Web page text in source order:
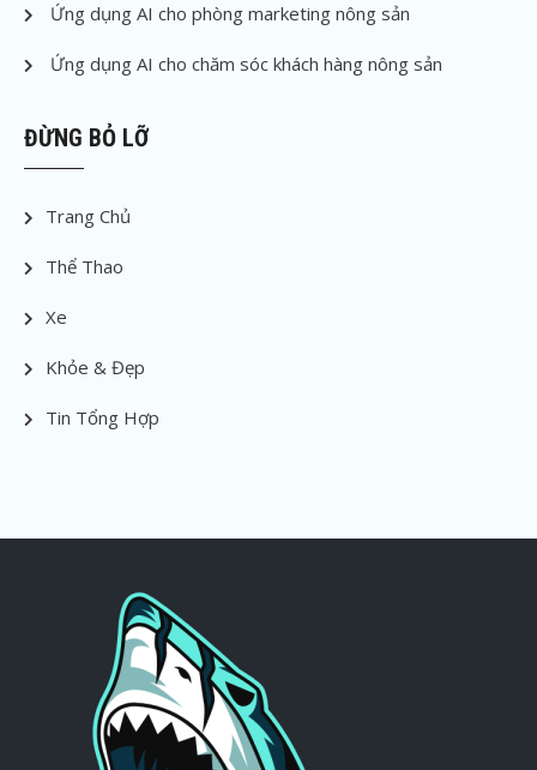
Ứng dụng AI cho phòng marketing nông sản
Ứng dụng AI cho chăm sóc khách hàng nông sản
ĐỪNG BỎ LỠ
Trang Chủ
Thể Thao
Xe
Khỏe & Đẹp
Tin Tổng Hợp